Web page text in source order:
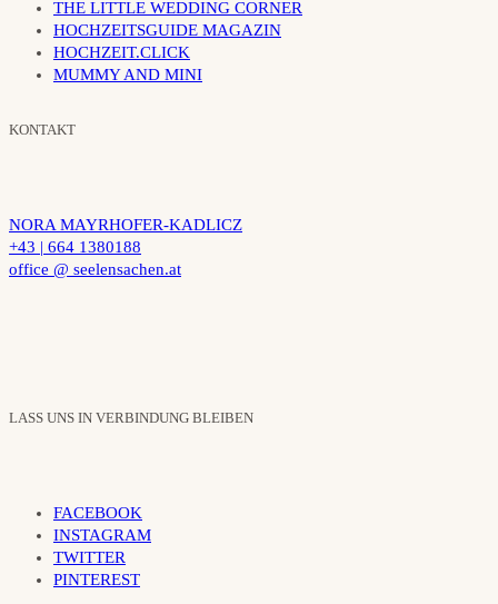
THE LITTLE WEDDING CORNER
HOCHZEITSGUIDE MAGAZIN
HOCHZEIT.CLICK
MUMMY AND MINI
KONTAKT
NORA MAYRHOFER-KADLICZ
+43 | 664 1380188
office @ seelensachen.at
LASS UNS IN VERBINDUNG BLEIBEN
FACEBOOK
INSTAGRAM
TWITTER
PINTEREST